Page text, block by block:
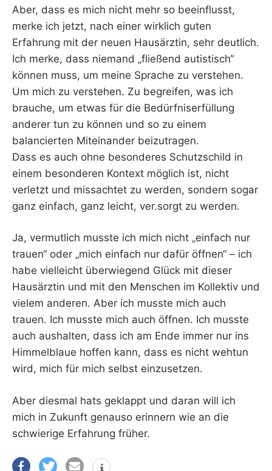
Aber, dass es mich nicht mehr so beeinflusst,
merke ich jetzt, nach einer wirklich guten
Erfahrung mit der neuen Hausärztin, sehr deutlich.
Ich merke, dass niemand „fließend autistisch“
können muss, um meine Sprache zu verstehen.
Um mich zu verstehen. Zu begreifen, was ich
brauche, um etwas für die Bedürfniserfüllung
anderer tun zu können und so zu einem
balancierten Miteinander beizutragen.
Dass es auch ohne besonderes Schutzschild in
einem besonderen Kontext möglich ist, nicht
verletzt und missachtet zu werden, sondern sogar
ganz einfach, ganz leicht, ver.sorgt zu werden.
Ja, vermutlich musste ich mich nicht „einfach nur
trauen“ oder „mich einfach nur dafür öffnen“ – ich
habe vielleicht überwiegend Glück mit dieser
Hausärztin und mit den Menschen im Kollektiv und
vielem anderen. Aber ich musste mich auch
trauen. Ich musste mich auch öffnen. Ich musste
auch aushalten, dass ich am Ende immer nur ins
Himmelblaue hoffen kann, dass es nicht wehtun
wird, mich für mich selbst einzusetzen.
Aber diesmal hats geklappt und daran will ich
mich in Zukunft genauso erinnern wie an die
schwierige Erfahrung früher.